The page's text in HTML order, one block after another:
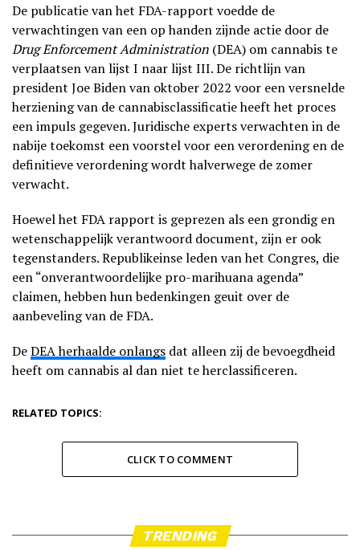
De publicatie van het FDA-rapport voedde de
verwachtingen van een op handen zijnde actie door de
Drug Enforcement Administration (DEA) om cannabis te
verplaatsen van lijst I naar lijst III. De richtlijn van
president Joe Biden van oktober 2022 voor een versnelde
herziening van de cannabisclassificatie heeft het proces
een impuls gegeven. Juridische experts verwachten in de
nabije toekomst een voorstel voor een verordening en de
definitieve verordening wordt halverwege de zomer
verwacht.
Hoewel het FDA rapport is geprezen als een grondig en
wetenschappelijk verantwoord document, zijn er ook
tegenstanders. Republikeinse leden van het Congres, die
een “onverantwoordelijke pro-marihuana agenda”
claimen, hebben hun bedenkingen geuit over de
aanbeveling van de FDA.
DeDEA herhaalde onlangs dat alleen zij de bevoegdheid
heeft om cannabis al dan niet te herclassificeren.
RELATED TOPICS:
CLICK TO COMMENT
TRENDING